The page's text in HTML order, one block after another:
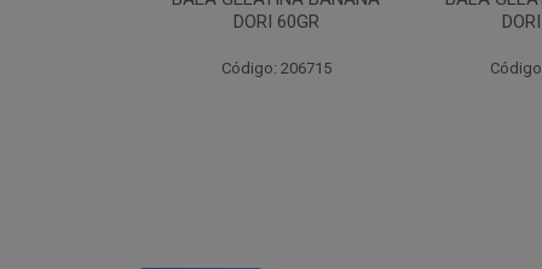
DORI 60GR
Código: 206715